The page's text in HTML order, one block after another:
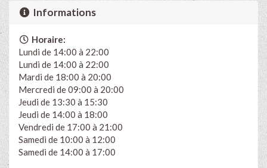
Informations
Horaire:
Lundi de 14:00 à 22:00
Lundi de 14:00 à 22:00
Mardi de 18:00 à 20:00
Mercredi de 09:00 à 20:00
Jeudi de 13:30 à 15:30
Jeudi de 14:00 à 18:00
Vendredi de 17:00 à 21:00
Samedi de 10:00 à 12:00
Samedi de 14:00 à 17:00